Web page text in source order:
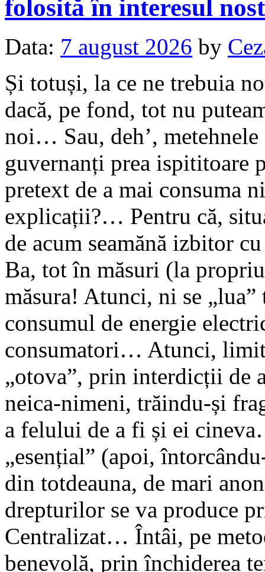
folosită în interesul
Data: 7 august 2026 by
Și totuși, la ce ne trebuia
dacă, pe fond, tot nu
noi… Sau, deh’,
guvernanți prea ispititoare
pretext de a mai consuma
explicații?… Pentru că,
de acum seamănă izbitor
Ba, tot în măsuri (la
măsura! Atunci, ni se
consumul de energie
consumatori… Atunci,
„otova”, prin interdicții de
neica-nimeni, trăindu-și
a felului de a fi și ei
„esențial” (apoi,
din totdeauna, de mari
drepturilor se va produce
Centralizat… Întâi, pe
benevolă, prin închiderea